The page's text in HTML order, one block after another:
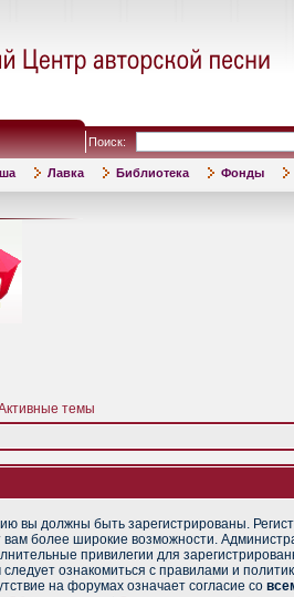
Поиск:
Лавка Библиотека Фонды
темы
вы должны быть зарегистрированы.
вам более широкие возможности.
привилегии для
следует ознакомиться с правилами и
на форумах означает согласие со